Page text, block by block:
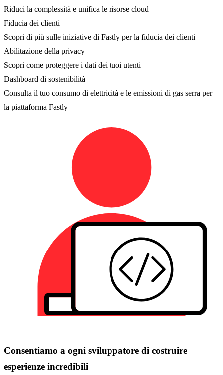
Riduci la complessità e unifica le risorse cloud
Fiducia dei clienti
Scopri di più sulle iniziative di Fastly per la fiducia dei clienti
Abilitazione della privacy
Scopri come proteggere i dati dei tuoi utenti
Dashboard di sostenibilità
Consulta il tuo consumo di elettricità e le emissioni di gas serra per
la piattaforma Fastly
Consentiamo a ogni sviluppatore di costruire
esperienze incredibili